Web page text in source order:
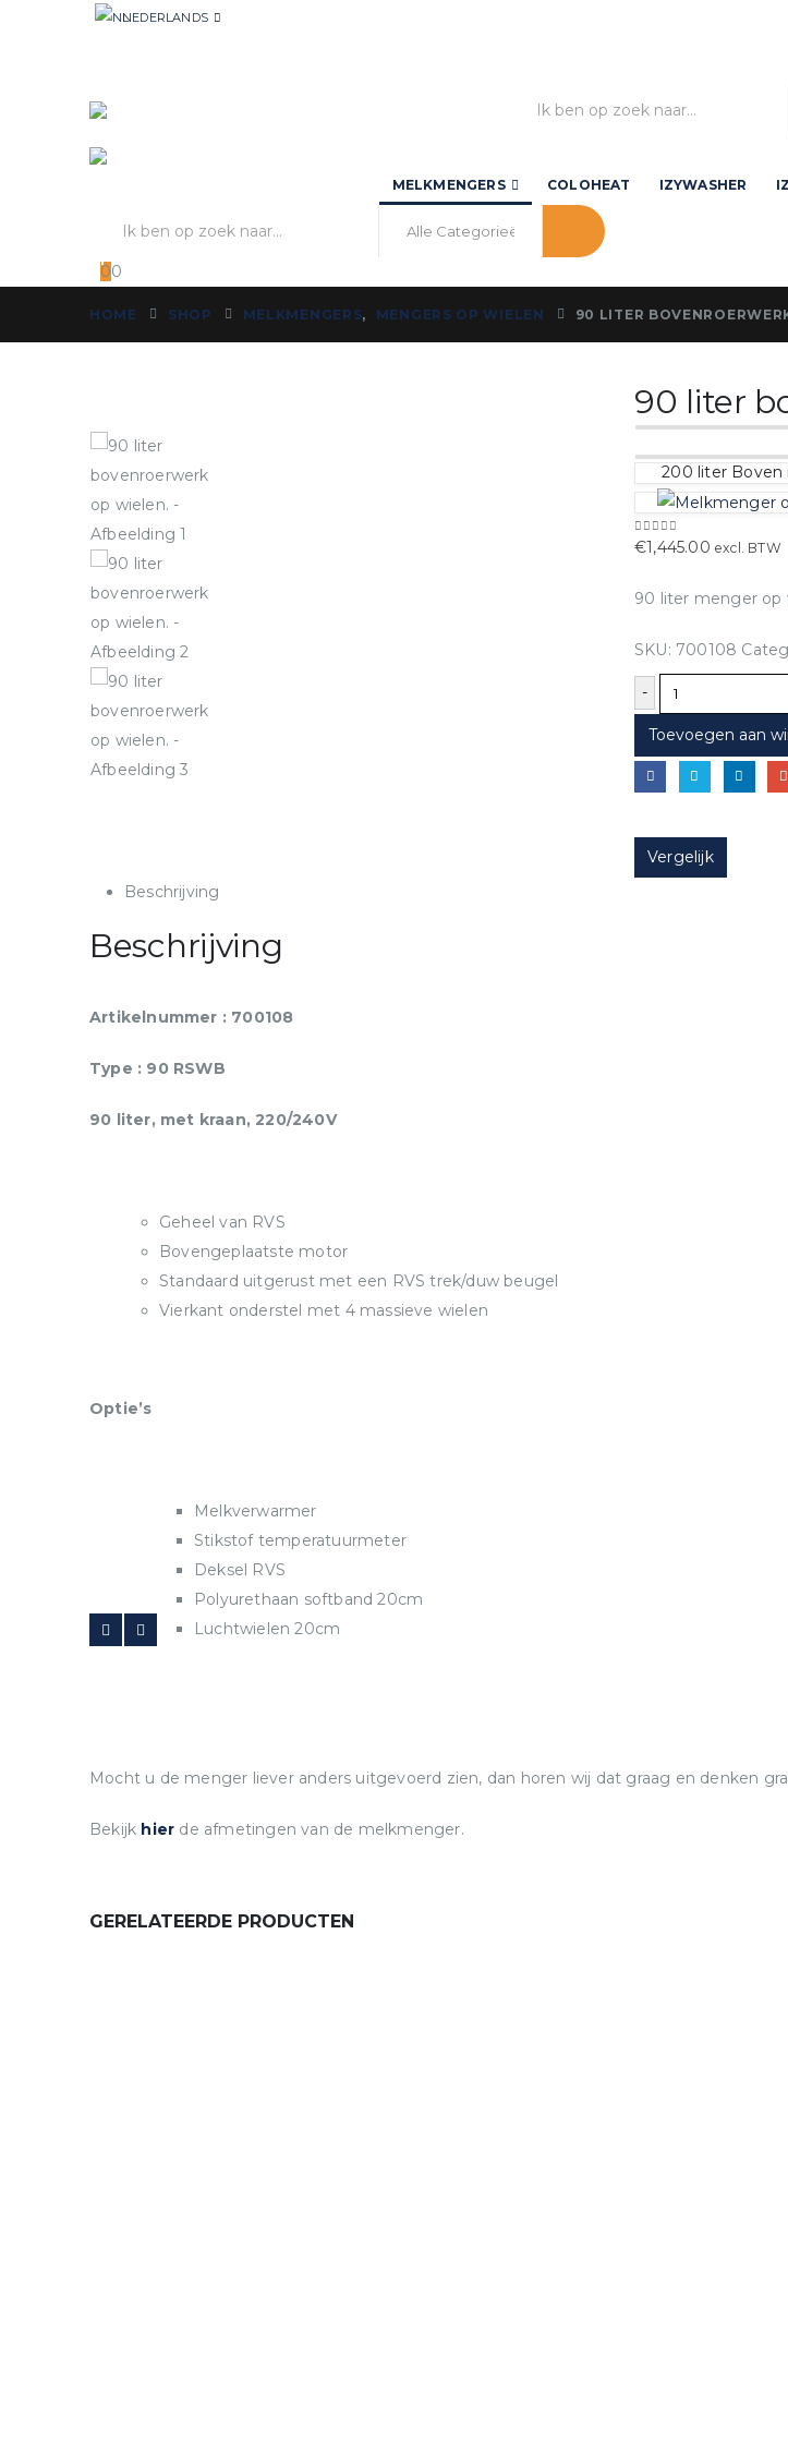
NEDERLANDS
MELKMENGERS COLOHEAT IZYWASHER
00
HOME SHOP MELKMENGERS, MENGERS OP WIELEN 90 LITER
90 liter
200 liter Boven
0out of 5
€1,445.00 excl. BTW
90 liter menger
SKU: 700108
-
Toevoegen aan
Vergelijk
Beschrijving
Beschrijving
Artikelnummer : 700108
Type : 90 RSWB
90 liter, met kraan, 220/240V
Geheel van RVS
Bovengeplaatste motor
Standaard uitgerust met een RVS trek/duw beugel
Vierkant onderstel met 4 massieve wielen
Optie’s
Melkverwarmer
Stikstof temperatuurmeter
Deksel RVS
Polyurethaan softband 20cm
Luchtwielen 20cm
Mocht u de menger liever anders uitgevoerd zien, dan horen wij dat graag en denken
Bekijk hier de afmetingen van de melkmenger.
GERELATEERDE PRODUCTEN